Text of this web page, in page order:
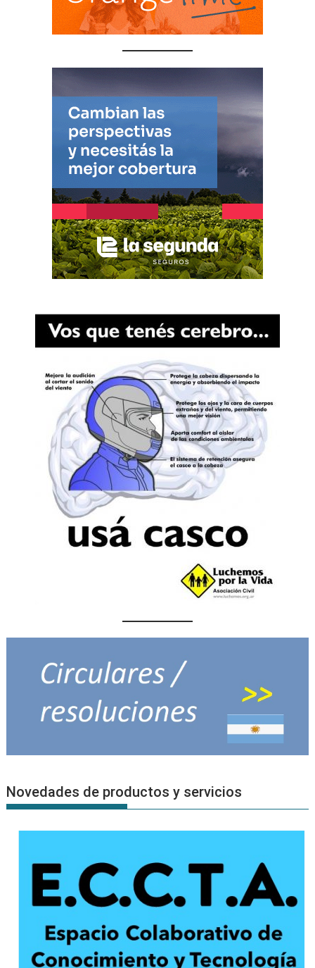
Novedades de productos y servicios